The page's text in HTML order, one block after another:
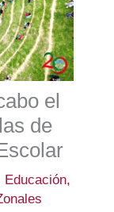
el
de
Educación,